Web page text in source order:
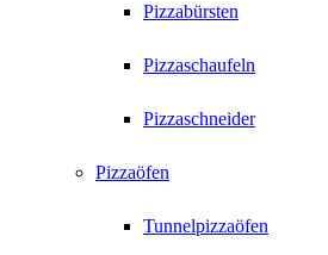
Pizzabürsten
Pizzaschaufeln
Pizzaschneider
Pizzaöfen
Tunnelpizzaöfen